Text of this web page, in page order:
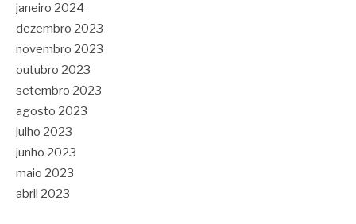
janeiro 2024
dezembro 2023
novembro 2023
outubro 2023
setembro 2023
agosto 2023
julho 2023
junho 2023
maio 2023
abril 2023